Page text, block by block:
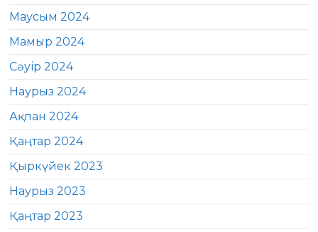
Маусым 2024
Мамыр 2024
Сәуір 2024
Наурыз 2024
Ақпан 2024
Қаңтар 2024
Қыркүйек 2023
Наурыз 2023
Қаңтар 2023